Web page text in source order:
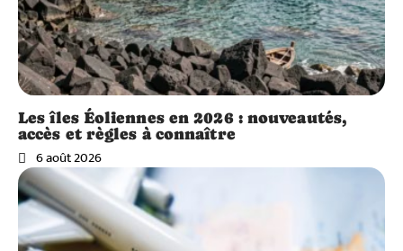
Les îles Éoliennes en 2026 : nouveautés,
accès et règles à connaître
6 août 2026